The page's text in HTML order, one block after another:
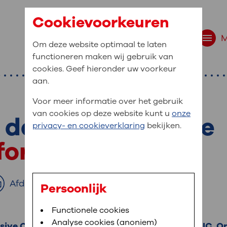
navigatie
bent u naar op
Bloedafname,MijnOLVG,Digitalisering
medische gegevens
In MijnOLVG kunt u uw medische
het u uitkomt. OLVG breidt MijnOLVG
Intensive Care
Afdrukken
Cookievoorkeuren
Om deze website optimaal te laten
functioneren maken wij gebruik van
cookies. Geef hieronder uw voorkeur
aan.
Voor meer informatie over het gebruik
van cookies op deze website kunt u onze
privacy- en cookieverklaring bekijken.
Persoonlijk
Functionele cookies
Analyse cookies (anoniem)